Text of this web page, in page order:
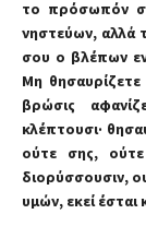
το πρόσωπόν
νηστεύων, αλλά
σου ο βλέπων
Μη
βρώσις
κλέπτουσι·
ούτε σης,
διορύσσουσιν,
υμών, εκεί έσται